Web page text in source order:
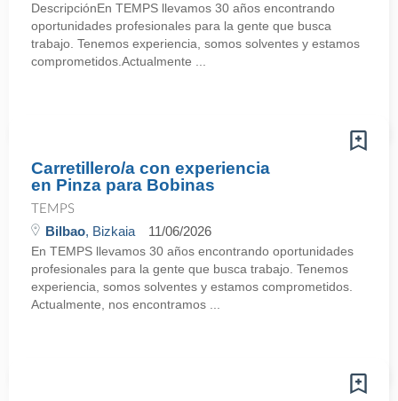
DescripciónEn TEMPS llevamos 30 años encontrando
oportunidades profesionales para la gente que busca
trabajo. Tenemos experiencia, somos solventes y estamos
comprometidos.Actualmente ...
Carretillero/a con experiencia
en Pinza para Bobinas
TEMPS
Bilbao, Bizkaia 11/06/2026
En TEMPS llevamos 30 años encontrando oportunidades
profesionales para la gente que busca trabajo. Tenemos
experiencia, somos solventes y estamos comprometidos.
Actualmente, nos encontramos ...